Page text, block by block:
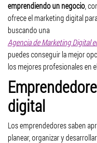
emprendiendo un negocio ,
ofrece el marketing digital
buscando una
Agencia de Marketing Digital
puedes conseguir la mejor
los mejores profesionales en
digital
Los emprendedores saben
planear, organizar y